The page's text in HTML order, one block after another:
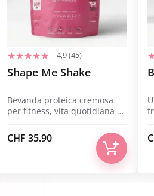
4,9 (45)
Shape Me Shake
Bevanda proteica cremosa
per fitness, vita quotidiana e
CHF 35.90